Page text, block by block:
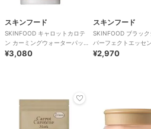
スキンフード
SKINFOOD キャロットカロテ
ン カーミングウォーターパッ
ド 250g/60枚入り(韓国コスメ)
¥3,080
スキンフード
SKINFOOD ブラック
パーフェクトエッセ
クラブ2X(韓国コスメ)
¥2,970